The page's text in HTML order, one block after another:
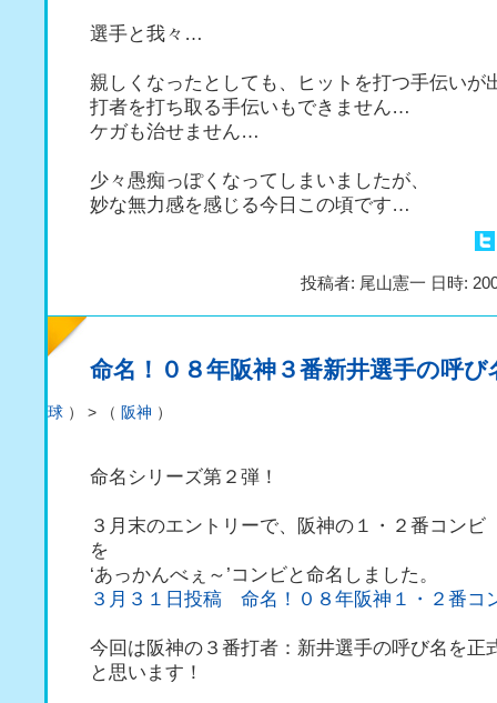
選手と我々…
親しくなったとしても、ヒットを打つ手伝い
打者を打ち取る手伝いもできません…
ケガも治せません…
少々愚痴っぽくなってしまいましたが、
妙な無力感を感じる今日この頃です…
投稿者: 尾山憲一 日時:
命名！０８年阪神３番新井選手の呼び
球 ） > （ 阪神 ）
命名シリーズ第２弾！
３月末のエントリーで、阪神の１・２番コンビ
を
‘あっかんべぇ～’コンビと命名しました。
３月３１日投稿 命名！０８年阪神１・２番コ
今回は阪神の３番打者：新井選手の呼び名を正
と思います！